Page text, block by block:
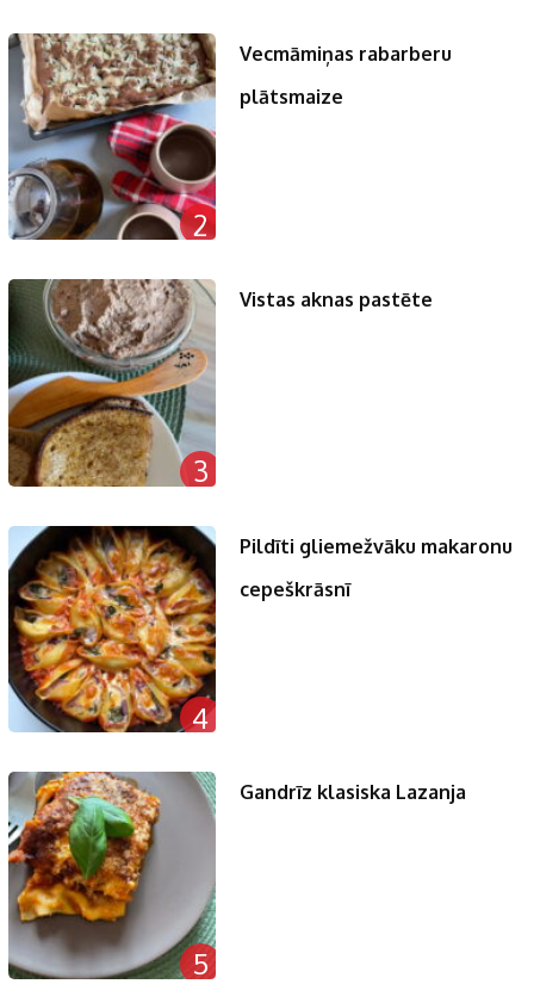
2
Vecmāmiņas rabarberu
plātsmaize
3
Vistas aknas pastēte
4
Pildīti gliemežvāku makaronu
cepeškrāsnī
5
Gandrīz klasiska Lazanja